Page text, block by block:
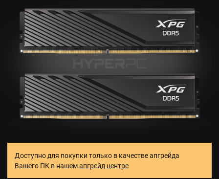
Доступно для покупки только в качестве апгрейда
Вашего ПК в нашемапгрейд центре